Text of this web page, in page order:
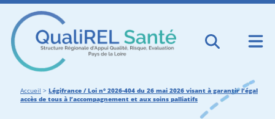
Accueil > Légifrance / Loi n° 2026-404 du 26 mai 2026 visant à garantir l’égal
accès de tous à l’accompagnement et aux soins palliatifs